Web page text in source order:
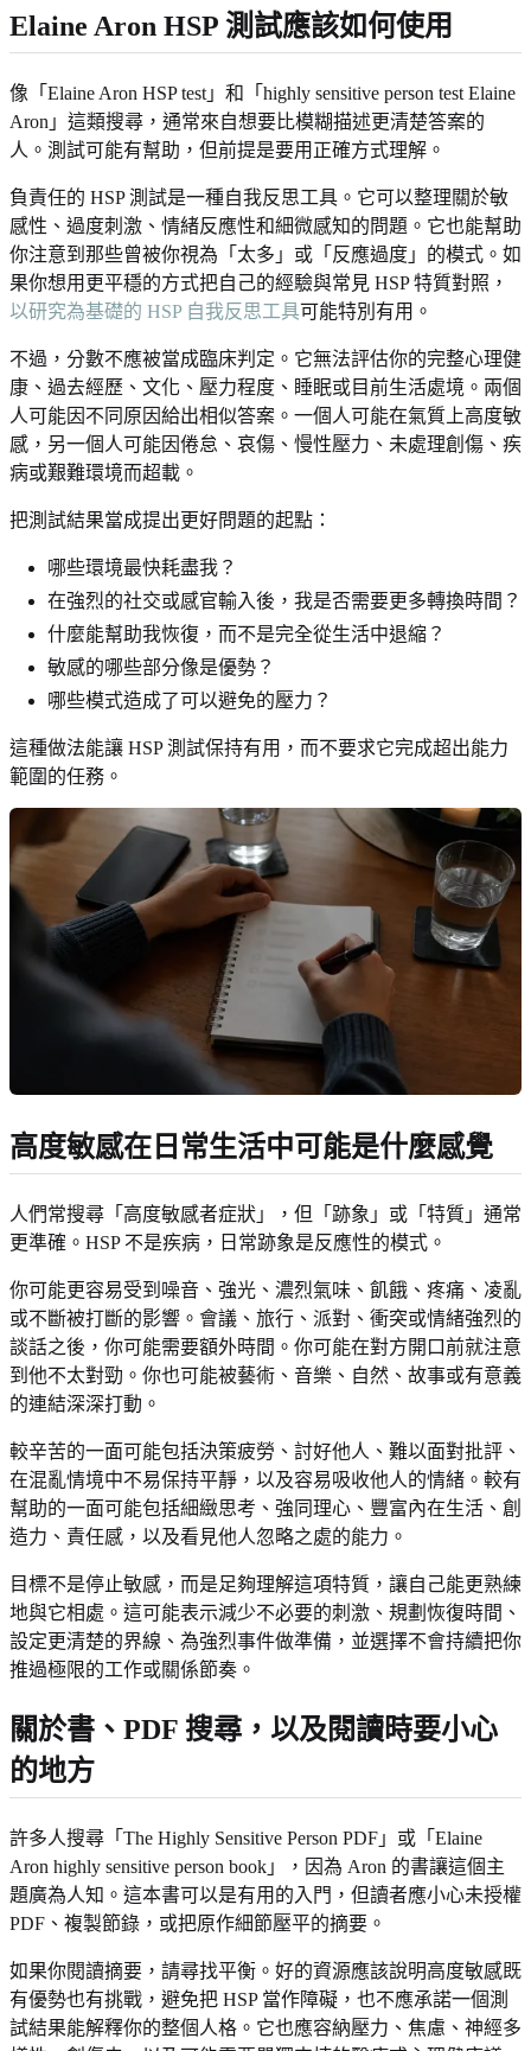
Elaine Aron HSP 測試應該如何使用
像「Elaine Aron HSP test」和「highly sensitive person test Elaine
Aron」這類搜尋，通常來自想要比模糊描述更清楚答案的
人。測試可能有幫助，但前提是要用正確方式理解。
負責任的 HSP 測試是一種自我反思工具。它可以整理關於敏
感性、過度刺激、情緒反應性和細微感知的問題。它也能幫助
你注意到那些曾被你視為「太多」或「反應過度」的模式。如
果你想用更平穩的方式把自己的經驗與常見 HSP 特質對照，
以研究為基礎的 HSP 自我反思工具可能特別有用。
不過，分數不應被當成臨床判定。它無法評估你的完整心理健
康、過去經歷、文化、壓力程度、睡眠或目前生活處境。兩個
人可能因不同原因給出相似答案。一個人可能在氣質上高度敏
感，另一個人可能因倦怠、哀傷、慢性壓力、未處理創傷、疾
病或艱難環境而超載。
把測試結果當成提出更好問題的起點：
哪些環境最快耗盡我？
在強烈的社交或感官輸入後，我是否需要更多轉換時間？
什麼能幫助我恢復，而不是完全從生活中退縮？
敏感的哪些部分像是優勢？
哪些模式造成了可以避免的壓力？
這種做法能讓 HSP 測試保持有用，而不要求它完成超出能力
範圍的任務。
高度敏感在日常生活中可能是什麼感覺
人們常搜尋「高度敏感者症狀」，但「跡象」或「特質」通常
更準確。HSP 不是疾病，日常跡象是反應性的模式。
你可能更容易受到噪音、強光、濃烈氣味、飢餓、疼痛、凌亂
或不斷被打斷的影響。會議、旅行、派對、衝突或情緒強烈的
談話之後，你可能需要額外時間。你可能在對方開口前就注意
到他不太對勁。你也可能被藝術、音樂、自然、故事或有意義
的連結深深打動。
較辛苦的一面可能包括決策疲勞、討好他人、難以面對批評、
在混亂情境中不易保持平靜，以及容易吸收他人的情緒。較有
幫助的一面可能包括細緻思考、強同理心、豐富內在生活、創
造力、責任感，以及看見他人忽略之處的能力。
目標不是停止敏感，而是足夠理解這項特質，讓自己能更熟練
地與它相處。這可能表示減少不必要的刺激、規劃恢復時間、
設定更清楚的界線、為強烈事件做準備，並選擇不會持續把你
推過極限的工作或關係節奏。
關於書、PDF 搜尋，以及閱讀時要小心
的地方
許多人搜尋「The Highly Sensitive Person PDF」或「Elaine
Aron highly sensitive person book」，因為 Aron 的書讓這個主
題廣為人知。這本書可以是有用的入門，但讀者應小心未授權
PDF、複製節錄，或把原作細節壓平的摘要。
如果你閱讀摘要，請尋找平衡。好的資源應該說明高度敏感既
有優勢也有挑戰，避免把 HSP 當作障礙，也不應承諾一個測
試結果能解釋你的整個人格。它也應容納壓力、焦慮、神經多